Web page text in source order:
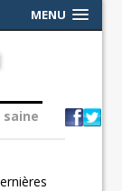
MENU